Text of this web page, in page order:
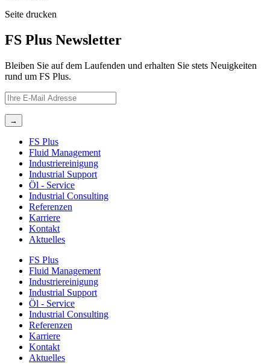
Seite drucken
FS Plus Newsletter
Bleiben Sie auf dem Laufenden und erhalten Sie stets Neuigkeiten
rund um FS Plus.
FS Plus
Fluid Management
Industriereinigung
Industrial Support
Öl ‐ Service
Industrial Consulting
Referenzen
Karriere
Kontakt
Aktuelles
FS Plus
Fluid Management
Industriereinigung
Industrial Support
Öl ‐ Service
Industrial Consulting
Referenzen
Karriere
Kontakt
Aktuelles